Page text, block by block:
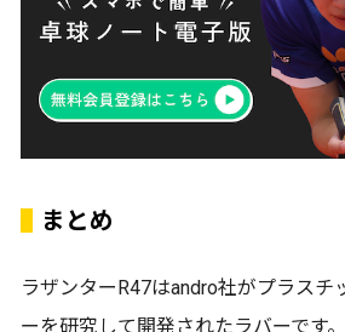
まとめ
ラザンターR47はandro社がプラスチ
ーを研究して開発されたラバーです。